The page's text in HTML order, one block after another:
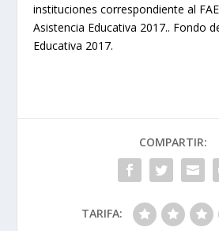
instituciones correspondiente al
Asistencia Educativa 2017.. Fondo
Educativa 2017.
COMPARTIR:
TARIFA: